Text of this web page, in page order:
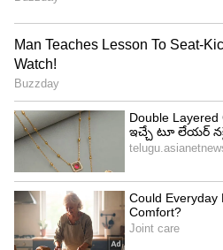
Image Credit :AI Generated
జీవితంలో సమస్యలు...
రాహువు కారణంగా, ఈ వ్యక్తుల
ఒడిదొడుకులతో నిండి ఉంటుంది.
ధనవంతులుగా, మరుక్షణంలో
మొండిగా, అహంకారంతో